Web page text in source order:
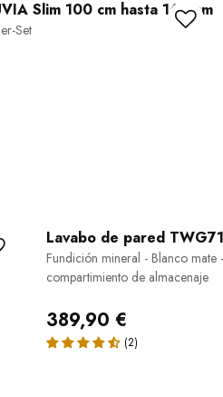
Slim 100 cm hasta 160 cm
Set
Lavabo de pared TWG71
Fundición mineral - Blanco mate
compartimiento de almacenaje
389,90 €